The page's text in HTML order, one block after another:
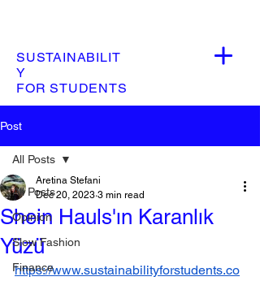
SUSTAINABILIT
Y
FOR STUDENTS
Post
All Posts
Opinion
Slow Fashion
Finance
All Posts
Shein Hauls'ın Karanlık
Yüzü
Aretina Stefani
Dec 20, 2023 3 min read
https://www.sustainabilityforstudents.co